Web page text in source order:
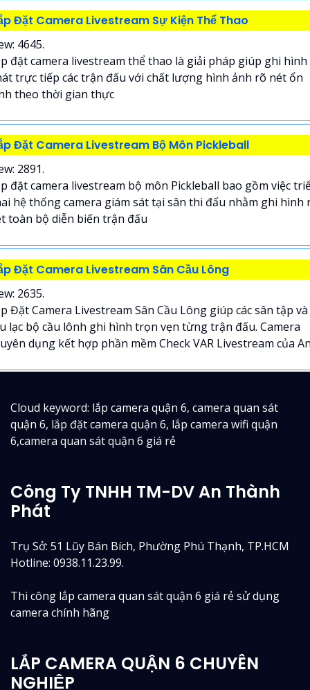
Đặt Camera Livestream Sự Kiện Thể Thao
4645.
đặt camera livestream thể thao là giải pháp giúp ghi hình
trực tiếp các trận đấu với chất lượng hình ảnh rõ nét ổn
theo thời gian thực
Đặt Camera Livestream Bộ Môn Pickleball
2891.
đặt camera livestream bộ môn Pickleball bao gồm việc
hệ thống camera giám sát tại sân thi đấu nhằm ghi hình
toàn bộ diễn biến trận đấu
Đặt Camera Livestream Sân Cầu Lông
2635.
Đặt Camera Livestream Sân Cầu Lông giúp các sân tập và
lạc bộ cầu lônh ghi hình trọn vẹn từng trận đấu. Camera
dụng kết hợp phần mềm Check VAR Livestream của
Cloud keyword: lắp camera quận 6, camera quan sát
quận 6, lắp đặt camera quận 6, lắp camera wifi quận
6,camera quan sát quận 6 giá rẻ
Công Ty TNHH TM-DV An Thành
Phát
Trụ Sở: 51 Lũy Bán Bích, Phường Phú Thạnh, TP.HCM
Hotline: 0938.11.23.99.
Thi công lắp camera quan sát quận 6 giá rẻ sử dụng
camera chính hãng
LẮP CAMERA QUẬN 6 CHUYÊN
NGHIỆP